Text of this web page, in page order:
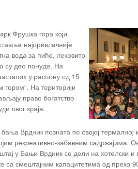
Фрушка гора који
најпривлачније
вода за пиће, лековито
су део понуде. На
у распону од 15
гором“. На територији
право богатство
овог краја.
Врдник позната по својој термалној
рекреативно-забавним садржајима.
у Бањи Врдник се дели на хотелски
смештајним капацитетима од преко